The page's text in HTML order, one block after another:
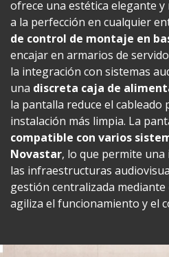
ofrece una estética elegante
a la perfección en cualquier
de control de montaje en
encajar en armarios de
la integración con sistemas
una discreta caja de
la pantalla reduce el cableado
instalación más limpia. La
compatible con varios
Novastar, lo que permite
las infraestructuras
gestión centralizada mediante
agiliza el funcionamiento y el